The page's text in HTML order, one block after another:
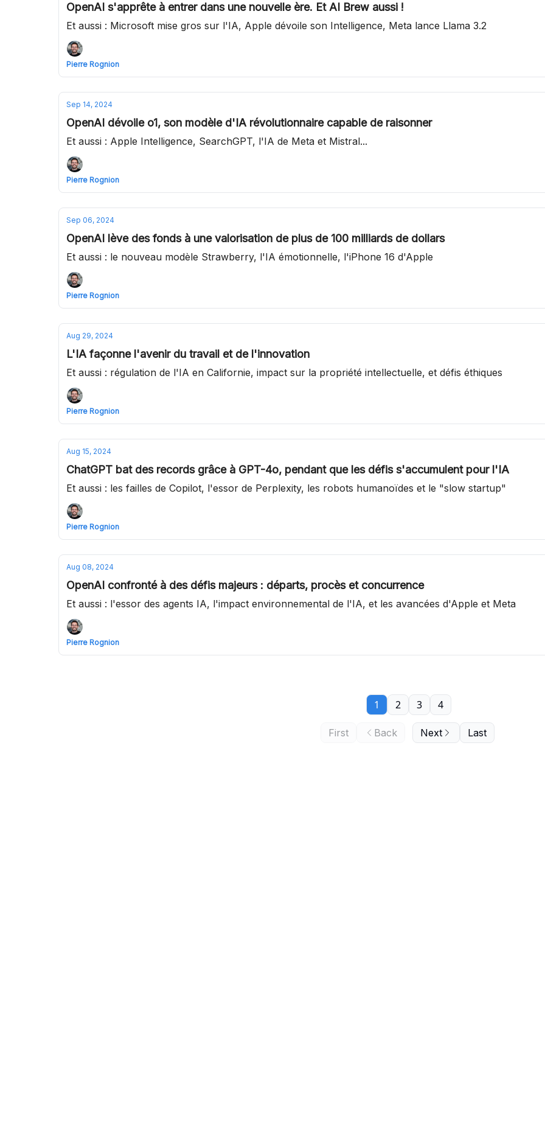
OpenAI s'apprête à entrer dans une nouvelle ère. Et AI Brew aussi !
Et aussi : Microsoft mise gros sur l'IA, Apple dévoile son Intelligence, Meta lance Llama 3.2
Pierre Rognion
Sep 14, 2024
OpenAI dévoile o1, son modèle d'IA révolutionnaire capable de raisonner
Et aussi : Apple Intelligence, SearchGPT, l'IA de Meta et Mistral...
Pierre Rognion
Sep 06, 2024
OpenAI lève des fonds à une valorisation de plus de 100 milliards de dollars
Et aussi : le nouveau modèle Strawberry, l'IA émotionnelle, l'iPhone 16 d'Apple
Pierre Rognion
Aug 29, 2024
L'IA façonne l'avenir du travail et de l'innovation
Et aussi : régulation de l'IA en Californie, impact sur la propriété intellectuelle, et défis éthiques
Pierre Rognion
Aug 15, 2024
ChatGPT bat des records grâce à GPT-4o, pendant que les défis s'accumulent pour l'IA
Et aussi : les failles de Copilot, l'essor de Perplexity, les robots humanoïdes et le "slow startup"
Pierre Rognion
Aug 08, 2024
OpenAI confronté à des défis majeurs : départs, procès et concurrence
Et aussi : l'essor des agents IA, l'impact environnemental de l'IA, et les avancées d'Apple et Meta
Pierre Rognion
First Back
1 2 3 4
Next Last